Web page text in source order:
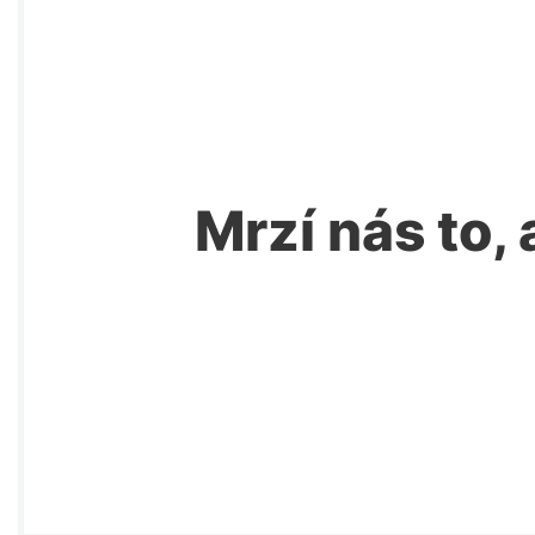
Mrzí nás to,